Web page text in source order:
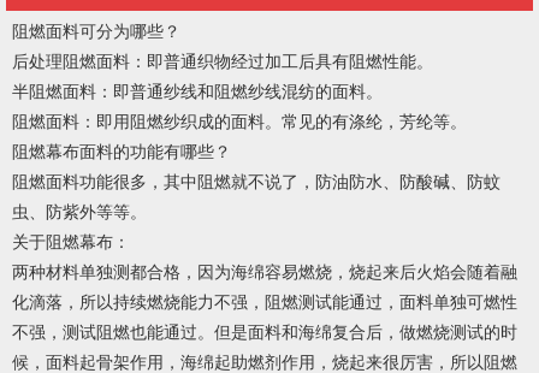
阻燃面料可分为哪些？
后处理阻燃面料：即普通织物经过加工后具有阻燃性能。
半阻燃面料：即普通纱线和阻燃纱线混纺的面料。
阻燃面料：即用阻燃纱织成的面料。常见的有涤纶，芳纶等。
阻燃幕布面料的功能有哪些？
阻燃面料功能很多，其中阻燃就不说了，防油防水、防酸碱、防蚊
虫、防紫外等等。
关于阻燃幕布 ：
两种材料单独测都合格，因为海绵容易燃烧，烧起来后火焰会随着融
化滴落，所以持续燃烧能力不强，阻燃测试能通过，面料单独可燃性
不强，测试阻燃也能通过。但是面料和海绵复合后，做燃烧测试的时
候，面料起骨架作用，海绵起助燃剂作用，烧起来很厉害，所以阻燃